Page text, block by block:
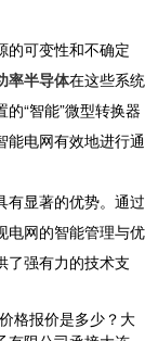
的可变性和不确定
率半导体在这些系统
“智能”微型转换器
能电网有效地进行通
有显著的优势。通过
电网的智能管理与优
了强有力的技术支
格报价是多少？大